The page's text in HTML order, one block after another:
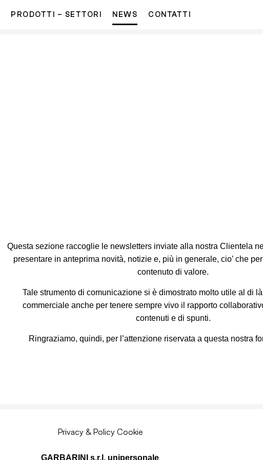
PRODOTTI – SETTORI NEWS CONTATTI
Questa sezione raccoglie le newsletters inviate alla nostra Clientela
presentare in anteprima novità, notizie e, più in generale, cio’ che
contenuto di valore.
Tale strumento di comunicazione si è dimostrato molto utile al di
commerciale anche per tenere sempre vivo il rapporto
contenuti e di spunti.
Ringraziamo, quindi, per l’attenzione riservata a questa nostra
Privacy & Policy Cookie
GARBARINI s.r.l. unipersonale